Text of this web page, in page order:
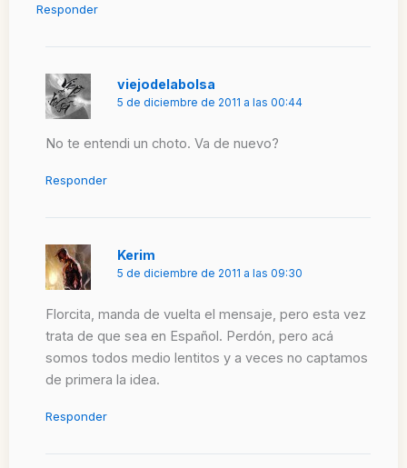
Responder
viejodelabolsa
5 de diciembre de 2011 a las 00:44
No te entendi un choto. Va de nuevo?
Responder
Kerim
5 de diciembre de 2011 a las 09:30
Florcita, manda de vuelta el mensaje, pero esta vez
trata de que sea en Español. Perdón, pero acá
somos todos medio lentitos y a veces no captamos
de primera la idea.
Responder